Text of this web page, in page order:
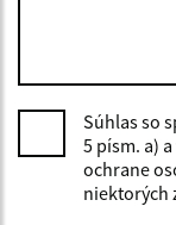
Súhlas so
5 písm. a)
ochrane
niektorých